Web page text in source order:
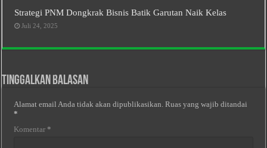
Strategi PNM Dongkrak Bisnis Batik Garutan Naik Kelas
Juli 24, 2025
Tinggalkan Balasan
Alamat email Anda tidak akan dipublikasikan. Ruas yang wajib ditandai
*
Komentar *